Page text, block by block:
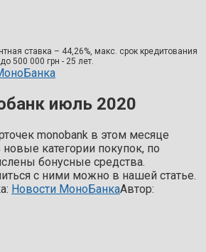
ставка – 44,26%, макс. срок кредитования
до 500 000 грн - 25 лет.
июль 2020
monobank в этом месяце
новые категории покупок, по
бонусные средства.
с ними можно в нашей статье.
Новости МоноБанкаАвтор: